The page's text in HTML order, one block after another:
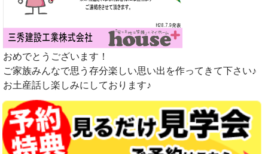
おめでとうございます！
ご家族みんなで思う存分楽しい思い出を作ってきて下さい♪
お土産話し楽しみにしております♪